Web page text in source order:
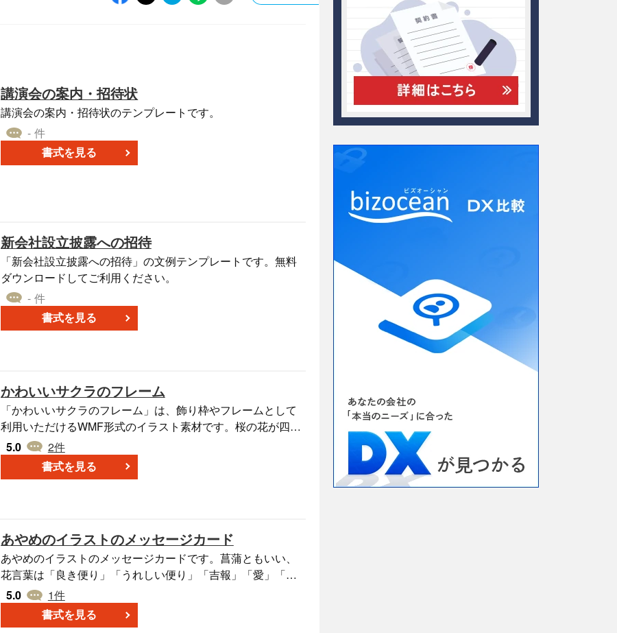
講演会の案内・招待状
講演会の案内・招待状のテンプレートです。
- 件
書式を見る
新会社設立披露への招待
「新会社設立披露への招待」の文例テンプレートです。無料
ダウンロードしてご利用ください。
- 件
書式を見る
かわいいサクラのフレーム
「かわいいサクラのフレーム」は、飾り枠やフレームとして
利用いただけるWMF形式のイラスト素材です。桜の花が四隅
に散りばめられており、可愛さと和の雰囲気を感じることが
できます。メッセージカードやフォトフレームとしても利用
可能です。お祝い事や記念の日の写真や文章をこのフレーム
5.0 2件
書式を見る
あやめのイラストのメッセージカード
あやめのイラストのメッセージカードです。菖蒲ともいい、
花言葉は「良き便り」「うれしい便り」「吉報」「愛」「あ
なたを大切にします」。時期は５月～７月までです。メッセ
ージカードは、はがきサイズでプリントアウトしてご利用く
ださい。はがきサイズからA4、A3サイズにも拡大して利用で
5.0 1件
書式を見る